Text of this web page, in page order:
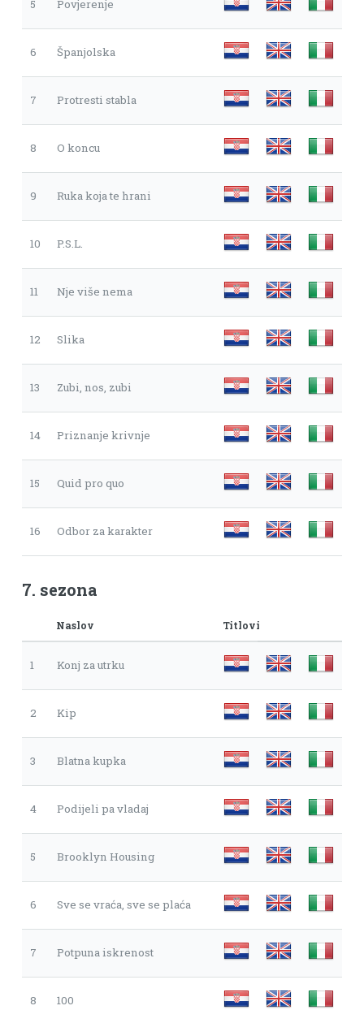
5 Povjerenje
6 Španjolska
7 Protresti stabla
8 O koncu
9 Ruka koja te hrani
10 P.S.L.
11 Nje više nema
12 Slika
13 Zubi, nos, zubi
14 Priznanje krivnje
15 Quid pro quo
16 Odbor za karakter
7. sezona
Naslov Titlovi
1 Konj za utrku
2 Kip
3 Blatna kupka
4 Podijeli pa vladaj
5 Brooklyn Housing
6 Sve se vraća, sve se plaća
7 Potpuna iskrenost
8 100